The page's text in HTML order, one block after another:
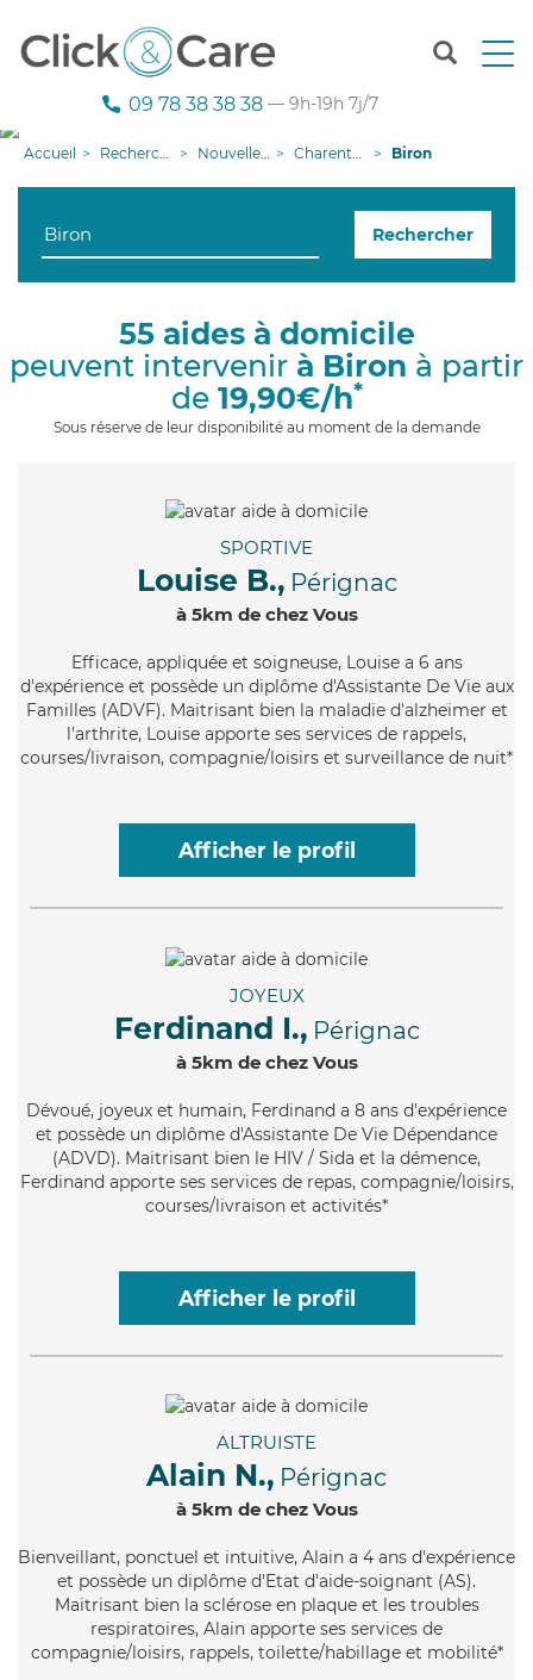
T
n
g
i
09 78 38 38 38 — 9h-19h 7j/7
Accueil Recherche aide à domicile Nouvelle-Aquitaine Charente-Maritime Biron
Rechercher
55 aides à domicile
peuvent intervenir à Biron à partir
de 19,90€/h*
Sous réserve de leur disponibilité au moment de la demande
SPORTIVE
Louise B., Pérignac
à 5km de chez Vous
Efficace, appliquée et soigneuse, Louise a 6 ans
d'expérience et possède un diplôme d'Assistante De Vie aux
Familles (ADVF). Maitrisant bien la maladie d'alzheimer et
l'arthrite, Louise apporte ses services de rappels,
courses/livraison, compagnie/loisirs et surveillance de nuit*
Afficher le profil
JOYEUX
Ferdinand I., Pérignac
à 5km de chez Vous
Dévoué, joyeux et humain, Ferdinand a 8 ans d'expérience
et possède un diplôme d'Assistante De Vie Dépendance
(ADVD). Maitrisant bien le HIV / Sida et la démence,
Ferdinand apporte ses services de repas, compagnie/loisirs,
courses/livraison et activités*
Afficher le profil
ALTRUISTE
Alain N., Pérignac
à 5km de chez Vous
Bienveillant, ponctuel et intuitive, Alain a 4 ans d'expérience
et possède un diplôme d'Etat d'aide-soignant (AS).
Maitrisant bien la sclérose en plaque et les troubles
respiratoires, Alain apporte ses services de
compagnie/loisirs, rappels, toilette/habillage et mobilité*